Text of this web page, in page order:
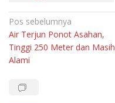
Navigasi
pos
Pos sebelumnya
Air Terjun Ponot Asahan,
Tinggi 250 Meter dan Masih
Alami